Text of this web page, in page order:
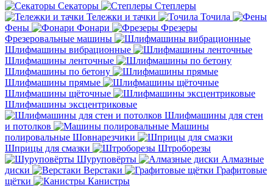
Секаторы
Степлеры
Тележки и тачки
Точила
Фены
Фонари
Фрезеры
Фрезеровальные машины
Шлифмашины вибрационные
Шлифмашины ленточные
Шлифмашины по бетону
Шлифмашины прямые
Шлифмашины щёточные
Шлифмашины эксцентриковые
Шлифмашины для стен
и потолков
Машины
полировальные Шовнарезчики
Шприцы для смазки
Штроборезы
Шуруповёрты
Алмазные
диски
Верстаки
Графитовые
щётки
Канистры